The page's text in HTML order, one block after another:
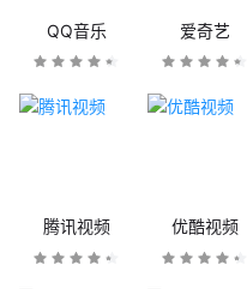
QQ音乐 爱奇艺
腾讯视频 优酷视频